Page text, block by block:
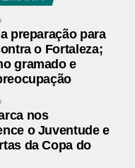
da Associação dos
Santos; e o
da Região
entre outras
na Assomec
de 2026. Veja quem
preparação para
o Fortaleza;
gramado e
nos
o Juventude e
da Copa do